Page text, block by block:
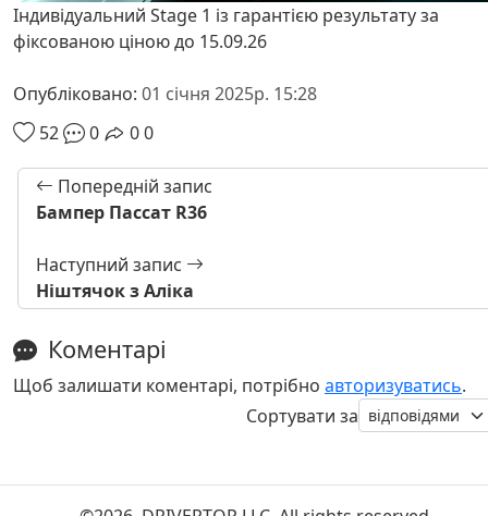
Індивідуальний Stage 1 із гарантією результату за
фіксованою ціною до 15.09.26
Опубліковано: 01 січня 2025р. 15:28
52
0 00
Попередній запис
Бампер Пассат R36
Наступний запис
Ніштячок з Аліка
Коментарі
Щоб залишати коментарі, потрібно авторизуватись.
Сортувати за